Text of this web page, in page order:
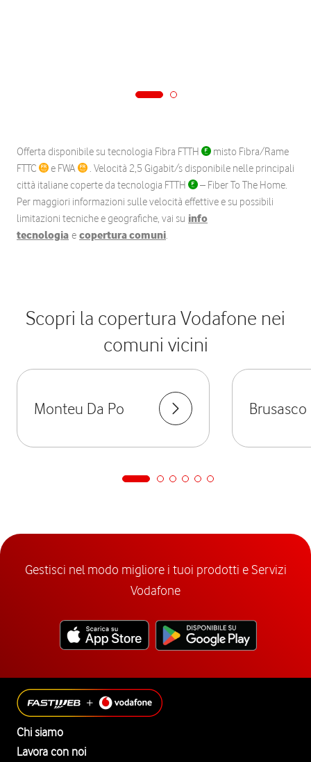
Offerta disponibile su tecnologia Fibra FTTH
misto Fibra/Rame
FTTC
e FWA
. Velocità 2,5 Gigabit/s disponibile nelle principali
città italiane coperte da tecnologia FTTH
– Fiber To The Home.
Per maggiori informazioni sulle velocità effettive e su possibili
limitazioni tecniche e geografiche, vai su info
tecnologia e copertura comuni.
Scopri la copertura Vodafone nei
comuni vicini
Monteu Da Po Brusasco
Gestisci nel modo migliore i tuoi prodotti e Servizi
Vodafone
Chi siamo
Lavora con noi